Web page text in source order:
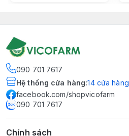
090 701 7617
Hệ thống cửa hàng:14 cửa hàng
facebook.com/shopvicofarm
090 701 7617
Chính sách